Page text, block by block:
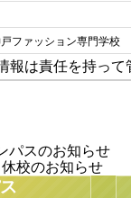
ファッション専門学校
報は責任を持っ
パスのお知らせ
校のお知らせ